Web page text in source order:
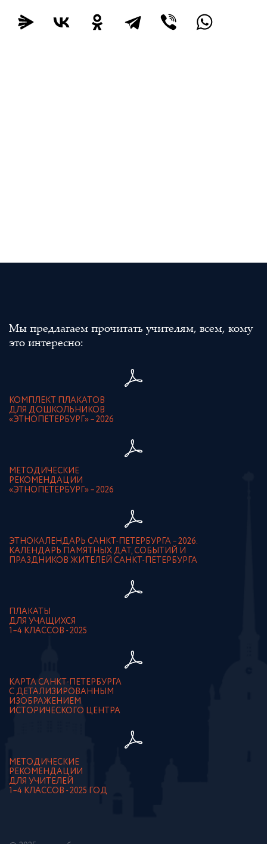
Мы предлагаем прочитать учителям, всем, кому
это интересно:
КОМПЛЕКТ ПЛАКАТОВ
ДЛЯ ДОШКОЛЬНИКОВ
«ЭТНОПЕТЕРБУРГ» – 2026
МЕТОДИЧЕСКИЕ
РЕКОМЕНДАЦИИ
«ЭТНОПЕТЕРБУРГ» – 2026
ЭТНОКАЛЕНДАРЬ САНКТ-ПЕТЕРБУРГА – 2026.
КАЛЕНДАРЬ ПАМЯТНЫХ ДАТ, СОБЫТИЙ И
ПРАЗДНИКОВ ЖИТЕЛЕЙ САНКТ-ПЕТЕРБУРГА
ПЛАКАТЫ
ДЛЯ УЧАЩИХСЯ
1–4 КЛАССОВ - 2025
КАРТА САНКТ-ПЕТЕРБУРГА
С ДЕТАЛИЗИРОВАННЫМ
ИЗОБРАЖЕНИЕМ
ИСТОРИЧЕСКОГО ЦЕНТРА
МЕТОДИЧЕСКИЕ
РЕКОМЕНДАЦИИ
ДЛЯ УЧИТЕЛЕЙ
1–4 КЛАССОВ - 2025 ГОД